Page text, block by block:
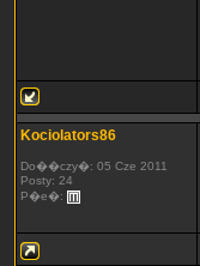
Kociolators86
Do��czy�: 05 Cze 2011
Posty: 24
P�e�: